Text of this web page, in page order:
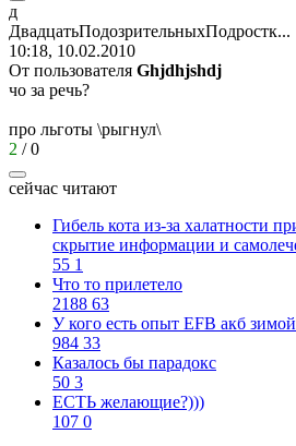
д
ДвадцатьПодозрительныхПодростк...
10:18, 10.02.2010
От пользователя Ghjdhjshdj
чо за речь?
про льготы \рыгнул\
2 /0
сейчас читают
Гибель кота из-за халатности
скрытиe информации и
55 1
Что то прилетело
2188 63
У кого есть опыт EFB акб
984 33
Казалось бы парадокс
50 3
ЕСТЬ желающие?)))
107 0